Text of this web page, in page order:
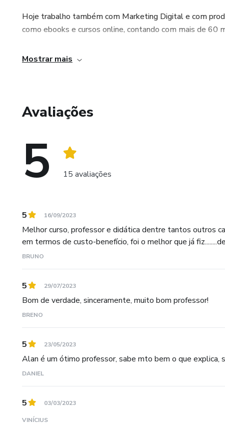
Hoje trabalho também com Marketing Digital e com
como ebooks e cursos online, contando com mais de 60
Mostrar mais
Avaliações
5 15 avaliações
5 16/09/2023
Melhor curso, professor e didática dentre tantos outros
em termos de custo-benefício, foi o melhor que já
BRUNO
5 29/07/2023
Bom de verdade, sinceramente, muito bom professor!
BRENO
5 23/05/2023
Alan é um ótimo professor, sabe mto bem o que explica,
DANIEL
5 03/03/2023
VINÍCIUS